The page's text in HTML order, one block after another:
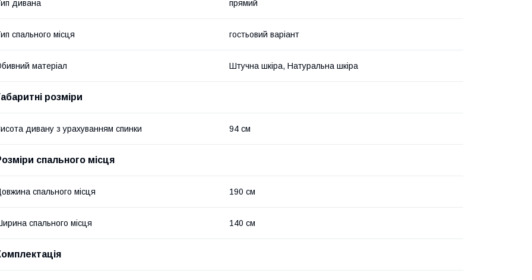
дивана прямий
спального місця гостьовий варіант
матеріал Штучна шкіра, Натуральна шкіра
розміри
дивану з урахуванням спинки 94 см
спального місця
спального місця 190 см
спального місця 140 см